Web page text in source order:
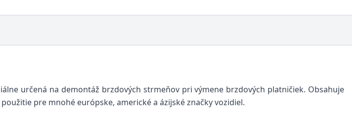
určená na demontáž brzdových strmeňov pri výmene brzdových platničiek. Obsahuje
pre mnohé európske, americké a ázijské značky vozidiel.